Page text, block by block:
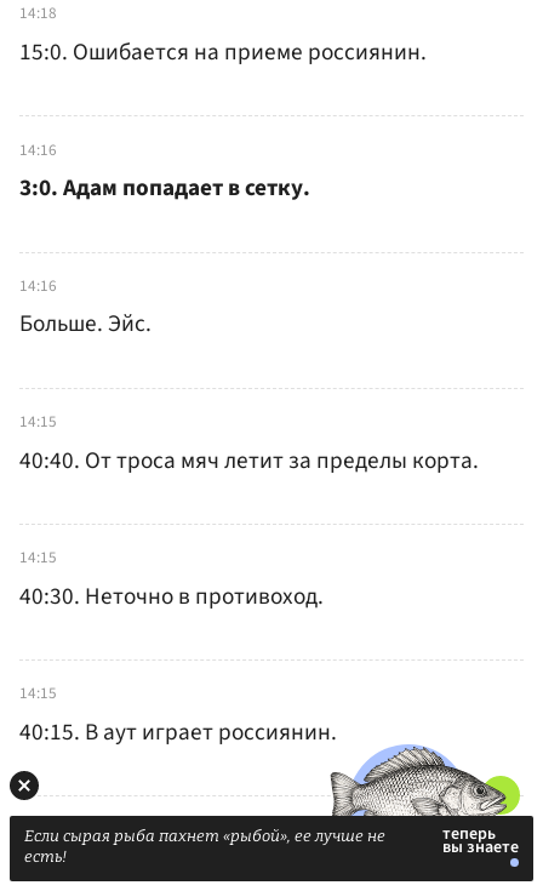
14:18
15:0. Ошибается на приеме россиянин.
14:16
3:0. Адам попадает в сетку.
14:16
Больше. Эйс.
14:15
40:40. От троса мяч летит за пределы корта.
14:15
40:30. Неточно в противоход.
14:15
40:15. В аут играет россиянин.
14:14
40:0. Прием в сетку.
Если сырая рыба пахнет «рыбой», ее лучше не
есть!